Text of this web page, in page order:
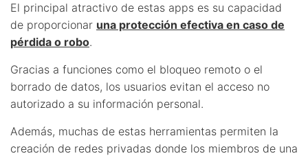
El principal atractivo de estas apps es su capacidad
de proporcionar una protección efectiva en caso de
pérdida o robo.
Gracias a funciones como el bloqueo remoto o el
borrado de datos, los usuarios evitan el acceso no
autorizado a su información personal.
Además, muchas de estas herramientas permiten la
creación de redes privadas donde los miembros de una